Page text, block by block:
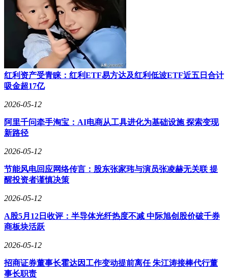
红利资产受青睐：红利ETF易方达及红利低波ETF近五日合计
吸金超17亿
2026-05-12
阿里千问牵手淘宝：AI电商从工具进化为基础设施 探索变现
新路径
2026-05-12
节能风电回应网络传言：股东张家玮与演员张凌赫无关联 提
醒投资者谨慎决策
2026-05-12
A股5月12日收评：半导体光纤热度不减 中际旭创股价破千券
商板块活跃
2026-05-12
招商证券董事长霍达因工作变动提前离任 朱江涛接棒代行董
事长职责